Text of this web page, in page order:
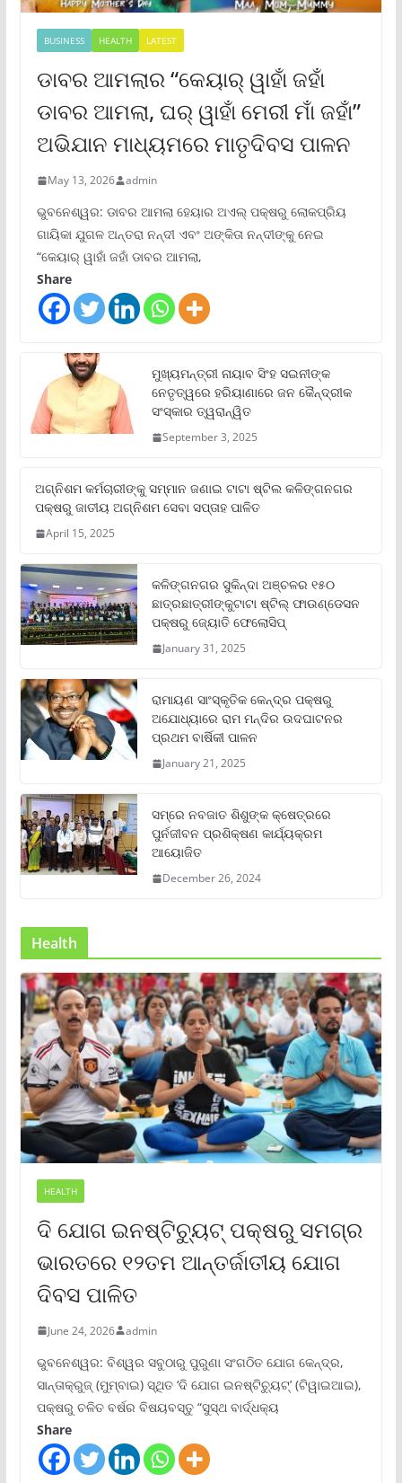
BUSINESS HEALTH LATEST
ଡାବର ଆମଲାର “କେୟାର୍ ୱାହାଁ ଜହାଁ
ଡାବର ଆମଲା, ଘର୍ ୱାହାଁ ମେରୀ ମାଁ ଜହାଁ”
ଅଭିଯାନ ମାଧ୍ୟମରେ ମାତୃଦିବସ ପାଳନ
May 13, 2026 admin
ଭୁବନେଶ୍ୱର: ଡାବର ଆମଲା ହେୟାର ଅଏଲ୍ ପକ୍ଷରୁ ଲୋକପ୍ରିୟ
ଗାୟିକା ଯୁଗଳ ଅନ୍ତରା ନନ୍ଦୀ ଏବଂ ଅଙ୍କିତା ନନ୍ଦୀଙ୍କୁ ନେଇ
“କେୟାର୍ ୱାହାଁ ଜହାଁ ଡାବର ଆମଲା,
Share
ମୁଖ୍ୟମନ୍ତ୍ରୀ ନାୟାବ ସିଂହ ସଇନୀଙ୍କ
ନେତୃତ୍ୱରେ ହରିୟାଣାରେ ଜନ କୈନ୍ଦ୍ରୀକ
ସଂସ୍କାର ତ୍ୱରାନ୍ୱିତ
September 3, 2025
ଅଗ୍ନିଶମ କର୍ମଚାରୀଙ୍କୁ ସମ୍ମାନ ଜଣାଇ ଟାଟା ଷ୍ଟିଲ କଳିଙ୍ଗନଗର
ପକ୍ଷରୁ ଜାତୀୟ ଅଗ୍ନିଶମ ସେବା ସପ୍ତାହ ପାଳିତ
April 15, 2025
କଳିଙ୍ଗନଗର ସୁକିନ୍ଦା ଅଞ୍ଚଳର ୧୫୦
ଛାତ୍ରଛାତ୍ରୀଙ୍କୁଟାଟା ଷ୍ଟିଲ୍ ଫାଉଣ୍ଡେସନ
ପକ୍ଷରୁ ଜ୍ୟୋତି ଫେଲୋସିପ୍‌
January 31, 2025
ରାମାୟଣ ସାଂସ୍କୃତିକ କେନ୍ଦ୍ର ପକ୍ଷରୁ
ଅଯୋଧ୍ୟାରେ ରାମ ମନ୍ଦିର ଉଦଘାଟନର
ପ୍ରଥମ ବାର୍ଷିକୀ ପାଳନ
January 21, 2025
ସମ୍‌ରେ ନବଜାତ ଶିଶୁଙ୍କ କ୍ଷେତ୍ରରେ
ପୁର୍ନଜୀବନ ପ୍ରଶିକ୍ଷଣ କାର୍ଯ୍ୟକ୍ରମ
ଆୟୋଜିତ
December 26, 2024
Health
HEALTH
ଦି ଯୋଗ ଇନଷ୍ଟିଚ୍ୟୁଟ୍ ପକ୍ଷରୁ ସମଗ୍ର
ଭାରତରେ ୧୨ତମ ଆନ୍ତର୍ଜାତୀୟ ଯୋଗ
ଦିବସ ପାଳିତ
June 24, 2026 admin
ଭୁବନେଶ୍ୱର: ବିଶ୍ୱର ସବୁଠାରୁ ପୁରୁଣା ସଂଗଠିତ ଯୋଗ କେନ୍ଦ୍ର,
ସାନ୍ତାକ୍ରୁଜ୍ (ମୁମ୍ବାଇ) ସ୍ଥିତ ‘ଦି ଯୋଗ ଇନଷ୍ଟିଚ୍ୟୁଟ୍‌’ (ଟିୱାଇଆଇ),
ପକ୍ଷରୁ ଚଳିତ ବର୍ଷର ବିଷୟବସ୍ତୁ “ସୁସ୍ଥ ବାର୍ଦ୍ଧକ୍ୟ
Share